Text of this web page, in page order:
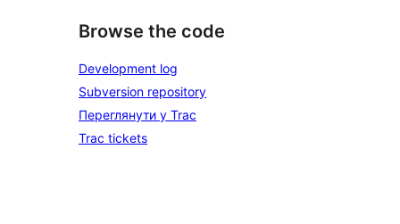
Browse the code
Development log
Subversion repository
Переглянути у Trac
Trac tickets